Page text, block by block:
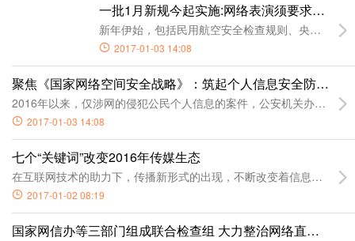
一批1月新规今起实施:网络表演须要求表演者
新年伊始，包括民用航空安全检查规则、央行关于
2017-01-03 14:08
聚焦《国家网络空间安全战略》：筑起个人信息安全防火墙
2016年以来，仅涉网的侵犯公民个人信息的案件，公安机关办理了
2017-01-03 14:08
七个“关键词”改变2016年传媒生态
在互联网技术的助力下，传播新形式的出现，不断改变着信息内容
2017-01-02 08:19
国家网信办等三部门组成联合检查组 大力整治网络直播乱象